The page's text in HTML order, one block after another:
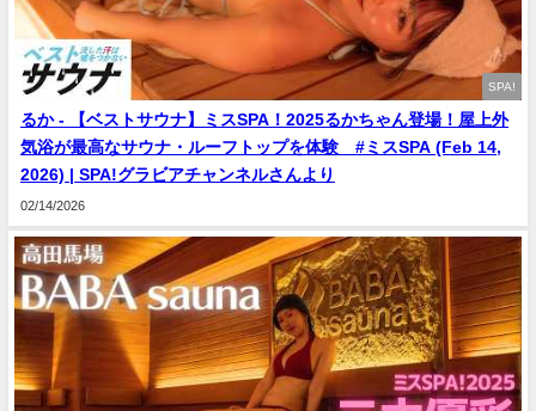
SPA!
るか - 【ベストサウナ】ミスSPA！2025るかちゃん登場！屋上外
気浴が最高なサウナ・ルーフトップを体験 #ミスSPA (Feb 14,
2026) | SPA!グラビアチャンネルさんより
02/14/2026